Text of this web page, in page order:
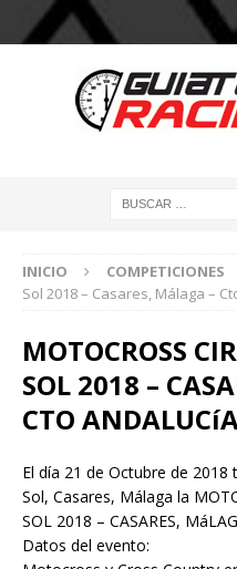
INICIO COMPETICIONES
Sol 2018 – Casares, Málaga –
MOTOCROSS
SOL 2018 –
CTO
El día 21 de Octubre de
Sol, Casares, Málaga la
SOL 2018 – CASARES,
Datos del evento: